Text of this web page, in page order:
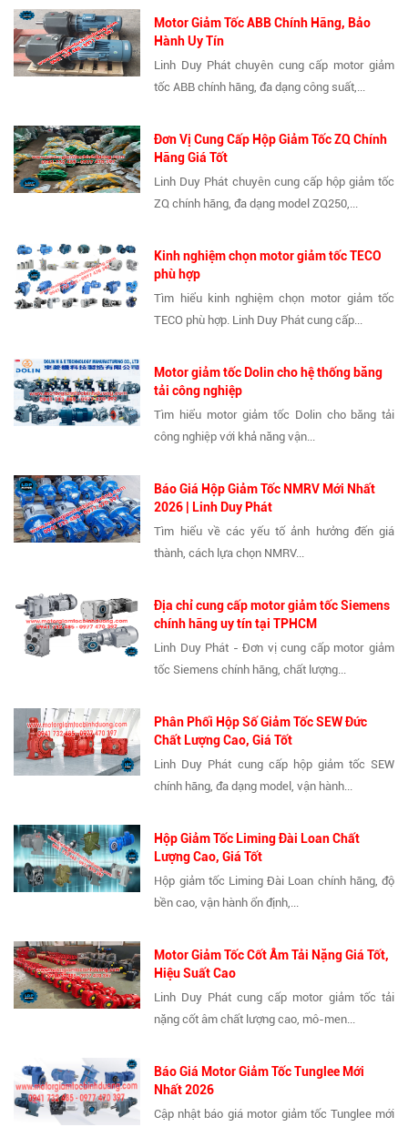
Motor Giảm Tốc ABB Chính Hãng, Bảo
Hành Uy Tín
Linh Duy Phát chuyên cung cấp motor giảm
tốc ABB chính hãng, đa dạng công suất,...
Đơn Vị Cung Cấp Hộp Giảm Tốc ZQ Chính
Hãng Giá Tốt
Linh Duy Phát chuyên cung cấp hộp giảm tốc
ZQ chính hãng, đa dạng model ZQ250,...
Kinh nghiệm chọn motor giảm tốc TECO
phù hợp
Tìm hiểu kinh nghiệm chọn motor giảm tốc
TECO phù hợp. Linh Duy Phát cung cấp...
Motor giảm tốc Dolin cho hệ thống băng
tải công nghiệp
Tìm hiểu motor giảm tốc Dolin cho băng tải
công nghiệp với khả năng vận...
Báo Giá Hộp Giảm Tốc NMRV Mới Nhất
2026 | Linh Duy Phát
Tìm hiểu về các yếu tố ảnh hưởng đến giá
thành, cách lựa chọn NMRV...
Địa chỉ cung cấp motor giảm tốc Siemens
chính hãng uy tín tại TPHCM
Linh Duy Phát - Đơn vị cung cấp motor giảm
tốc Siemens chính hãng, chất lượng...
Phân Phối Hộp Số Giảm Tốc SEW Đức
Chất Lượng Cao, Giá Tốt
Linh Duy Phát cung cấp hộp giảm tốc SEW
chính hãng, đa dạng model, vận hành...
Hộp Giảm Tốc Liming Đài Loan Chất
Lượng Cao, Giá Tốt
Hộp giảm tốc Liming Đài Loan chính hãng, độ
bền cao, vận hành ổn định,...
Motor Giảm Tốc Cốt Âm Tải Nặng Giá Tốt,
Hiệu Suất Cao
Linh Duy Phát cung cấp motor giảm tốc tải
nặng cốt âm chất lượng cao, mô-men...
Báo Giá Motor Giảm Tốc Tunglee Mới
Nhất 2026
Cập nhật báo giá motor giảm tốc Tunglee mới